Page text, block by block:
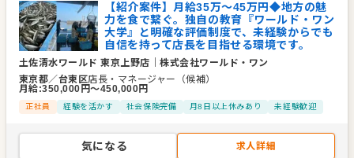
【紹介案件】月給35万～45万円◆地方の魅
力を食で繋ぐ。独自の教育『ワールド・ワン
大学』と明確な評価制度で、未経験からでも
自信を持って店長を目指せる環境です。
土佐清水ワールド 東京上野店 ｜株式会社ワールド・ワン
東京都／台東区店長・マネージャー（候補）
月給:350,000 円〜450,000円
正社員 経験を活かす 社会保険完備 月8日以上休みあり 未経験歓迎
気になる 求人詳細